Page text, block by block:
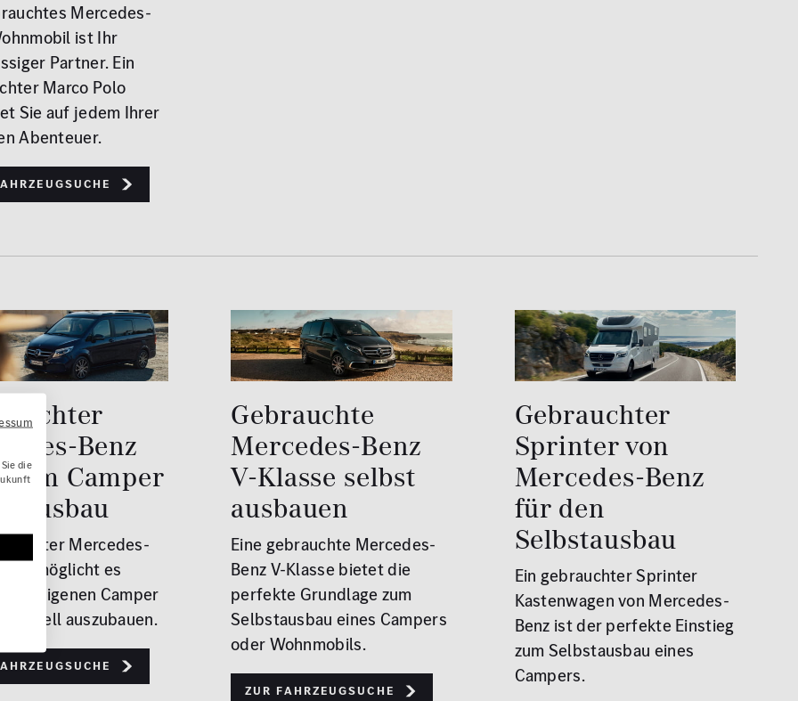
Mercedes-
ist Ihr
Partner. Ein
Marco Polo
Sie auf jedem Ihrer
Abenteuer.
Benz
Camper
Mercedes-
ermöglicht es
Ihren eigenen Camper
auszubauen.
Gebrauchte
Mercedes-Benz
V-Klasse selbst
ausbauen
Eine gebrauchte Mercedes-
Benz V-Klasse bietet die
perfekte Grundlage zum
Selbstausbau eines Campers
oder Wohnmobils.
Zur Fahrzeugsuche
Gebrauchter
Sprinter von
Mercedes-Benz
für den
Selbstausbau
Ein gebrauchter Sprinter
Kastenwagen von Mercedes-
Benz ist der perfekte Einstieg
zum Selbstausbau eines
Campers.
die